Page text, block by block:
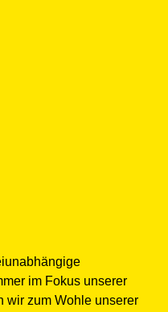
im Fokus unserer
wir zum Wohle unserer